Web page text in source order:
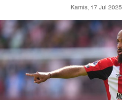
Kamis, 17 Jul